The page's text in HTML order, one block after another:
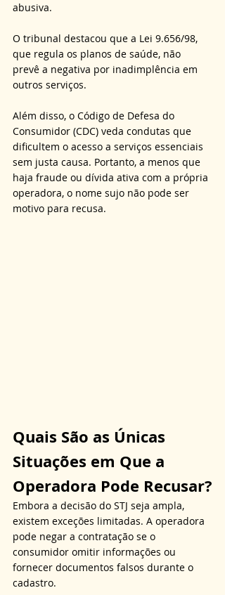
abusiva.
O tribunal destacou que a Lei 9.656/98,
que regula os planos de saúde, não
prevê a negativa por inadimplência em
outros serviços.
Além disso, o Código de Defesa do
Consumidor (CDC) veda condutas que
dificultem o acesso a serviços essenciais
sem justa causa. Portanto, a menos que
haja fraude ou dívida ativa com a própria
operadora, o nome sujo não pode ser
motivo para recusa.
Quais São as Únicas
Situações em Que a
Operadora Pode Recusar?
Embora a decisão do STJ seja ampla,
existem exceções limitadas. A operadora
pode negar a contratação se o
consumidor omitir informações ou
fornecer documentos falsos durante o
cadastro.